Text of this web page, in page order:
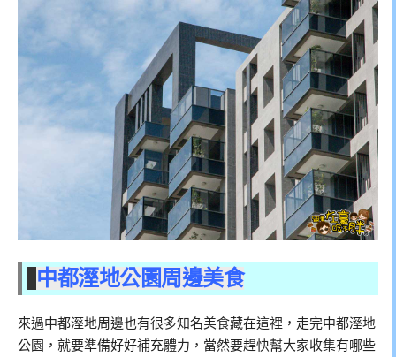
中都溼地公園周邊美食
來過中都溼地周邊也有很多知名美食藏在這裡，走完中都溼地
公園，就要準備好好補充體力，當然要趕快幫大家收集有哪些